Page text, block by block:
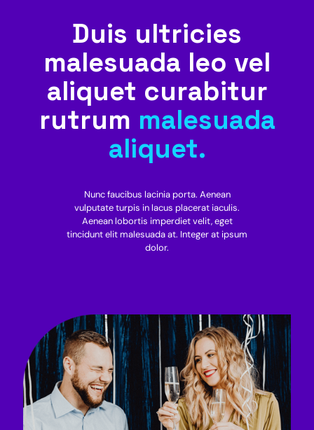
Duis ultricies
malesuada leo vel
aliquet curabitur
rutrum malesuada
aliquet.
Nunc faucibus lacinia porta. Aenean
vulputate turpis in lacus placerat iaculis.
Aenean lobortis imperdiet velit, eget
tincidunt elit malesuada at. Integer at ipsum
dolor.